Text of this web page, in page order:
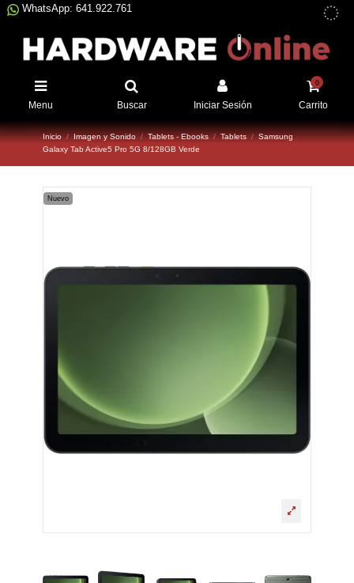
WhatsApp: 641.922.761
Menu Buscar Iniciar Sesión
0
Carrito
Inicio Imagen y Sonido Tablets - Ebooks Tablets
Samsung
Galaxy Tab Active5 Pro 5G 8/128GB Verde
Nuevo